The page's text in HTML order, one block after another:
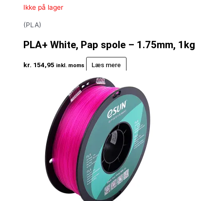
Ikke på lager
(PLA)
PLA+ White, Pap spole – 1.75mm, 1kg
kr. 154,95 inkl. moms Læs mere